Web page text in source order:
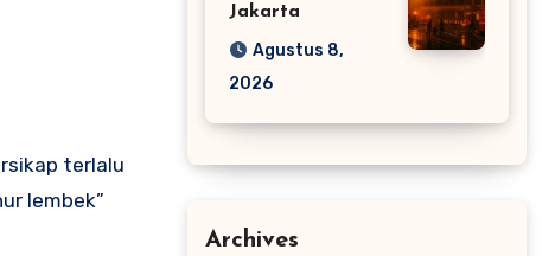
terlalu
lembek”
Jakarta
Agustus 8,
2026
Archives